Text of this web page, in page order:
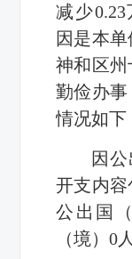
减少0.23
因是本单
神和区州
勤俭办事
情况如下
因
开支内容
公出国
（境）0